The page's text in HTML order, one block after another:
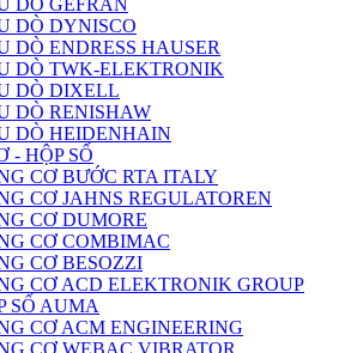
DÒ GEFRAN
DÒ DYNISCO
DÒ ENDRESS HAUSER
DÒ TWK-ELEKTRONIK
DÒ DIXELL
DÒ RENISHAW
DÒ HEIDENHAIN
- HỘP SỐ
CƠ BƯỚC RTA ITALY
CƠ JAHNS REGULATOREN
CƠ DUMORE
CƠ COMBIMAC
CƠ BESOZZI
CƠ ACD ELEKTRONIK GROUP
SỐ AUMA
CƠ ACM ENGINEERING
CƠ WEBAC VIBRATOR